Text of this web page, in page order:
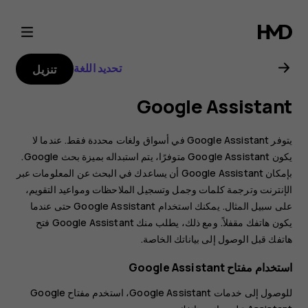
دليل
مستخدم
هاتف
Nokia
3.2
تحديد اللغة تنزيل
Google Assistant
يتوفر Google Assistant في أسواق ولغات محددة فقط. عندما لا
يكون Google Assistant متوفرًا، يتم استبداله بميزة بحث Google.
بإمكان Google Assistant أن يساعدك في البحث عن المعلومات عبر
الإنترنت وترجمة كلمات وجمل وتسجيل الملاحظات ومواعيد التقويم،
على سبيل المثال. يمكنك استخدام Google Assistant حتى عندما
يكون هاتفك مقفلاً. ومع ذلك، يطلب منك Google Assistant فتح
هاتفك قبل الوصول إلى بياناتك الخاصة.
استخدام مفتاح Google Assistant
للوصول إلى خدمات Google Assistant، استخدم مفتاح Google